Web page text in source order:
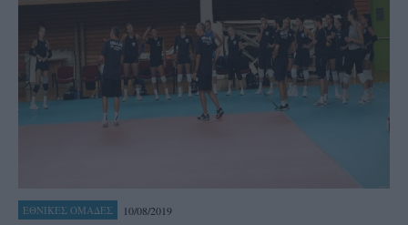
ΕΘΝΙΚΕΣ ΟΜΑΔΕΣ 10/08/2019